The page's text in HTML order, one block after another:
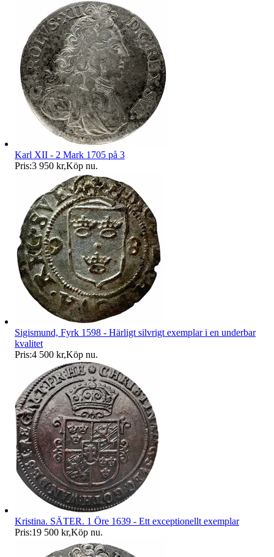
Karl XII - 2 Mark 1705 på 3
Pris:3 950 kr,Köp nu.
Sigismund, Fyrk 1598 - Härligt silvrigt exemplar i en underbar
kvalitet
Pris:4 500 kr,Köp nu.
Kristina. SÄTER. 1 Öre 1639 - Ett exceptionellt exemplar
Pris:19 500 kr,Köp nu.